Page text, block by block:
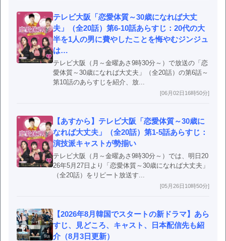
テレビ大阪「恋愛体質～30歳になれば大丈
夫」（全20話）第6-10話あらすじ：20代の大
半を1人の男に費やしたことを悔やむジンジュ
は…
テレビ大阪（月～金曜あさ9時30分～）で放送の「恋
愛体質～30歳になれば大丈夫」（全20話）の第6話～
第10話のあらすじを紹介、放...
[06月02日16時50分]
【あすから】テレビ大阪「恋愛体質～30歳に
なれば大丈夫」（全20話）第1-5話あらすじ：
演技派キャストが勢揃い
テレビ大阪（月～金曜あさ9時30分～）では、明日20
26年5月27日より「恋愛体質～30歳になれば大丈夫」
（全20話）をリピート放送す...
[05月26日10時50分]
【2026年8月韓国でスタートの新ドラマ】あら
すじ、見どころ、キャスト、日本配信先も紹
介（8月3日更新）